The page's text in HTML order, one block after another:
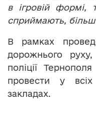
в ігровій
сприймають,
В рамках
дорожнього руху,
поліції
провести у всіх
закладах.